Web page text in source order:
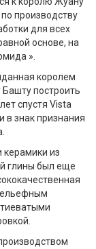
производству
для всех
основе, на
».
королем
построить
спустя Vista
в знак признания
керамики из
глины был еще